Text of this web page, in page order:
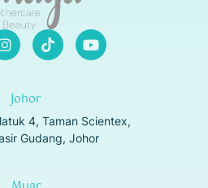
Johor
4, Taman Scientex,
Gudang, Johor